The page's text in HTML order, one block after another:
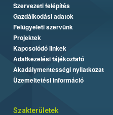
Szervezeti felépítés
Gazdálkodási adatok
Felügyeleti szervünk
Projektek
Kapcsolódó linkek
Adatkezelési tájékoztató
Akadálymentességi nyilatkozat
Üzemeltetési információ
Szakterületek